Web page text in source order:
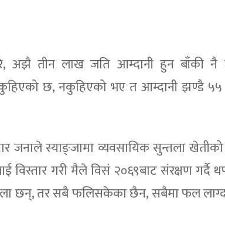
अझै तीन लाख जति आम्दानी हुन बाँकी
कुहिएको छ, नकुहिएको भए त आम्दानी झण्डै
जनाले स्याङ्जामा व्यवसायिक सुन्तला
गरी मैले विसं २०६९बाट संरक्षण गर्दै
छन्, तर सबै फलिसकेका छैन, सबैमा फल